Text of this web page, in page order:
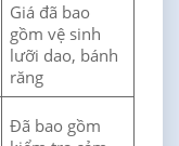
Giá đã bao
gồm vệ sinh
lưỡi dao, bánh
răng
Đã bao gồm